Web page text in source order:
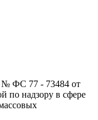
№ ФС 77 - 73484 от
по надзору в сфере